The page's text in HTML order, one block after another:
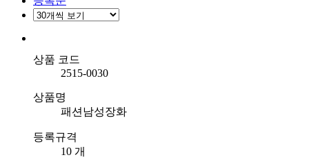
상품 코드
2515-0030
상품명
패션남성장화
등록규격
10 개